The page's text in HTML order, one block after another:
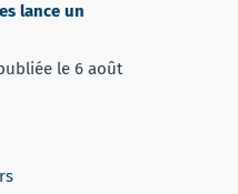
lance un
le 6 août